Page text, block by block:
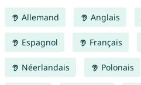
Allemand Anglais
Espagnol Français
Néerlandais Polonais